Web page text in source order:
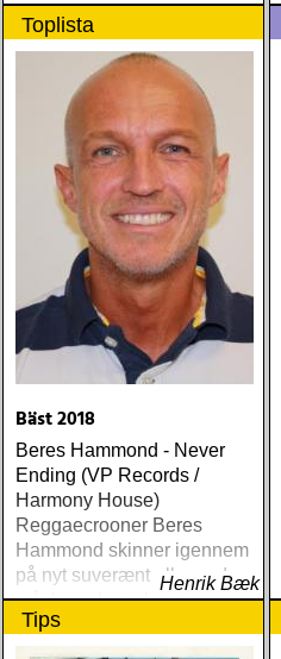
Toplista
Bäst 2018
Beres Hammond - Never
Ending (VP Records /
Harmony House)
Reggaecrooner Beres
Hammond skinner igennem
på nyt suverænt album, der
måske er hans bedste
gennem tiderne
Henrik Bæk
Tips